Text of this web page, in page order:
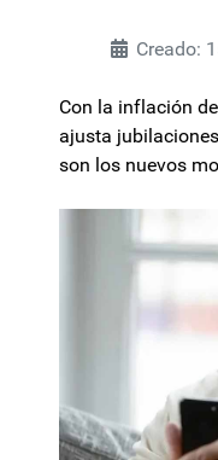
Creado:
Con la inflación
ajusta
son los nuevos